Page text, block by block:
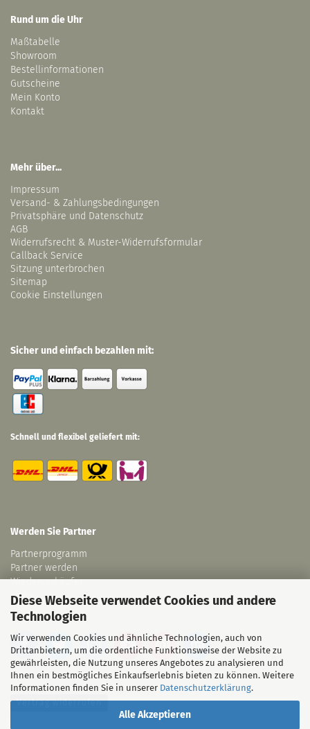
Diese Webseite verwendet Cookies und andere
Technologien
Wir verwenden Cookies und ähnliche Technologien, auch von
Drittanbietern, um die ordentliche Funktionsweise der Website zu
gewährleisten, die Nutzung unseres Angebotes zu analysieren und
Ihnen ein bestmögliches Einkaufserlebnis bieten zu können. Weitere
Informationen finden Sie in unserer Datenschutzerklärung.
Alle Akzeptieren
Rund um die Uhr
Maßtabelle
Showroom
Bestellinformationen
Gutscheine
Mein Konto
Kontakt
Mehr über...
Impressum
Versand- & Zahlungsbedingungen
Privatsphäre und Datenschutz
AGB
Widerrufsrecht & Muster-Widerrufsformular
Callback Service
Sitzung unterbrochen
Sitemap
Cookie Einstellungen
Sicher und einfach bezahlen mit:
Schnell und flexibel geliefert mit:
Werden Sie Partner
Partnerprogramm
Partner werden
Wiederverkäufer
Links
Vertrag widerrufen